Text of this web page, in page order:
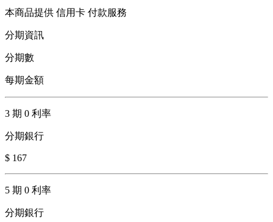
本商品提供 信用卡 付款服務
分期資訊
分期數
每期金額
3 期 0 利率
分期銀行
$ 167
5 期 0 利率
分期銀行